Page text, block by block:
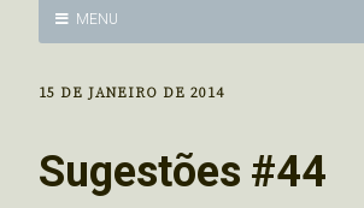
MENU
15 DE JANEIRO DE 2014
Sugestões #44